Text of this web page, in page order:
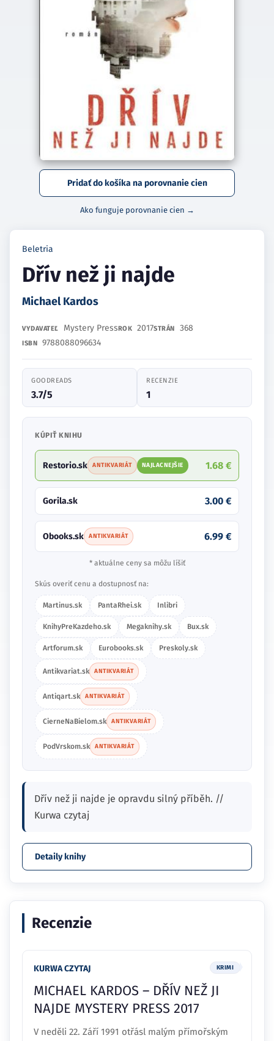
Pridať do košíka na porovnanie cien
Ako funguje porovnanie cien →
Beletria
Dřív než ji najde
Michael Kardos
VYDAVATEĽ Mystery PressROK 2017STRÁN 368
ISBN 9788088096634
GOODREADS
3.7/5
RECENZIE
1
KÚPIŤ KNIHU
Restorio.sk ANTIKVARIÁT NAJLACNEJŠIE 1.68 €
Gorila.sk 3.00 €
Obooks.sk ANTIKVARIÁT 6.99 €
* aktuálne ceny sa môžu líšiť
Skús overiť cenu a dostupnosť na:
Martinus.sk PantaRhei.sk Inlibri
KnihyPreKazdeho.sk Megaknihy.sk Bux.sk
Artforum.sk Eurobooks.sk Preskoly.sk
Antikvariat.sk ANTIKVARIÁT
Antiqart.sk ANTIKVARIÁT
CierneNaBielom.sk ANTIKVARIÁT
PodVrskom.sk ANTIKVARIÁT
Dřív než ji najde je opravdu silný příběh. //
Kurwa czytaj
Detaily knihy
Recenzie
KURWA CZYTAJ KRIMI
MICHAEL KARDOS – DŘÍV NEŽ JI
NAJDE MYSTERY PRESS 2017
V neděli 22. Září 1991 otřásl malým přímořským